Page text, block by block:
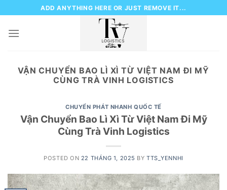
to
content
ADD ANYTHING HERE OR JUST REMOVE IT...
VẬN CHUYỂN BAO LÌ XÌ TỪ VIỆT NAM ĐI MỸ
CÙNG TRÀ VINH LOGISTICS
CHUYỂN PHÁT NHANH QUỐC TẾ
Vận Chuyển Bao Lì Xì Từ Việt Nam Đi Mỹ
Cùng Trà Vinh Logistics
POSTED ON 22 THÁNG 1, 2025 BYTTS_YENNHI